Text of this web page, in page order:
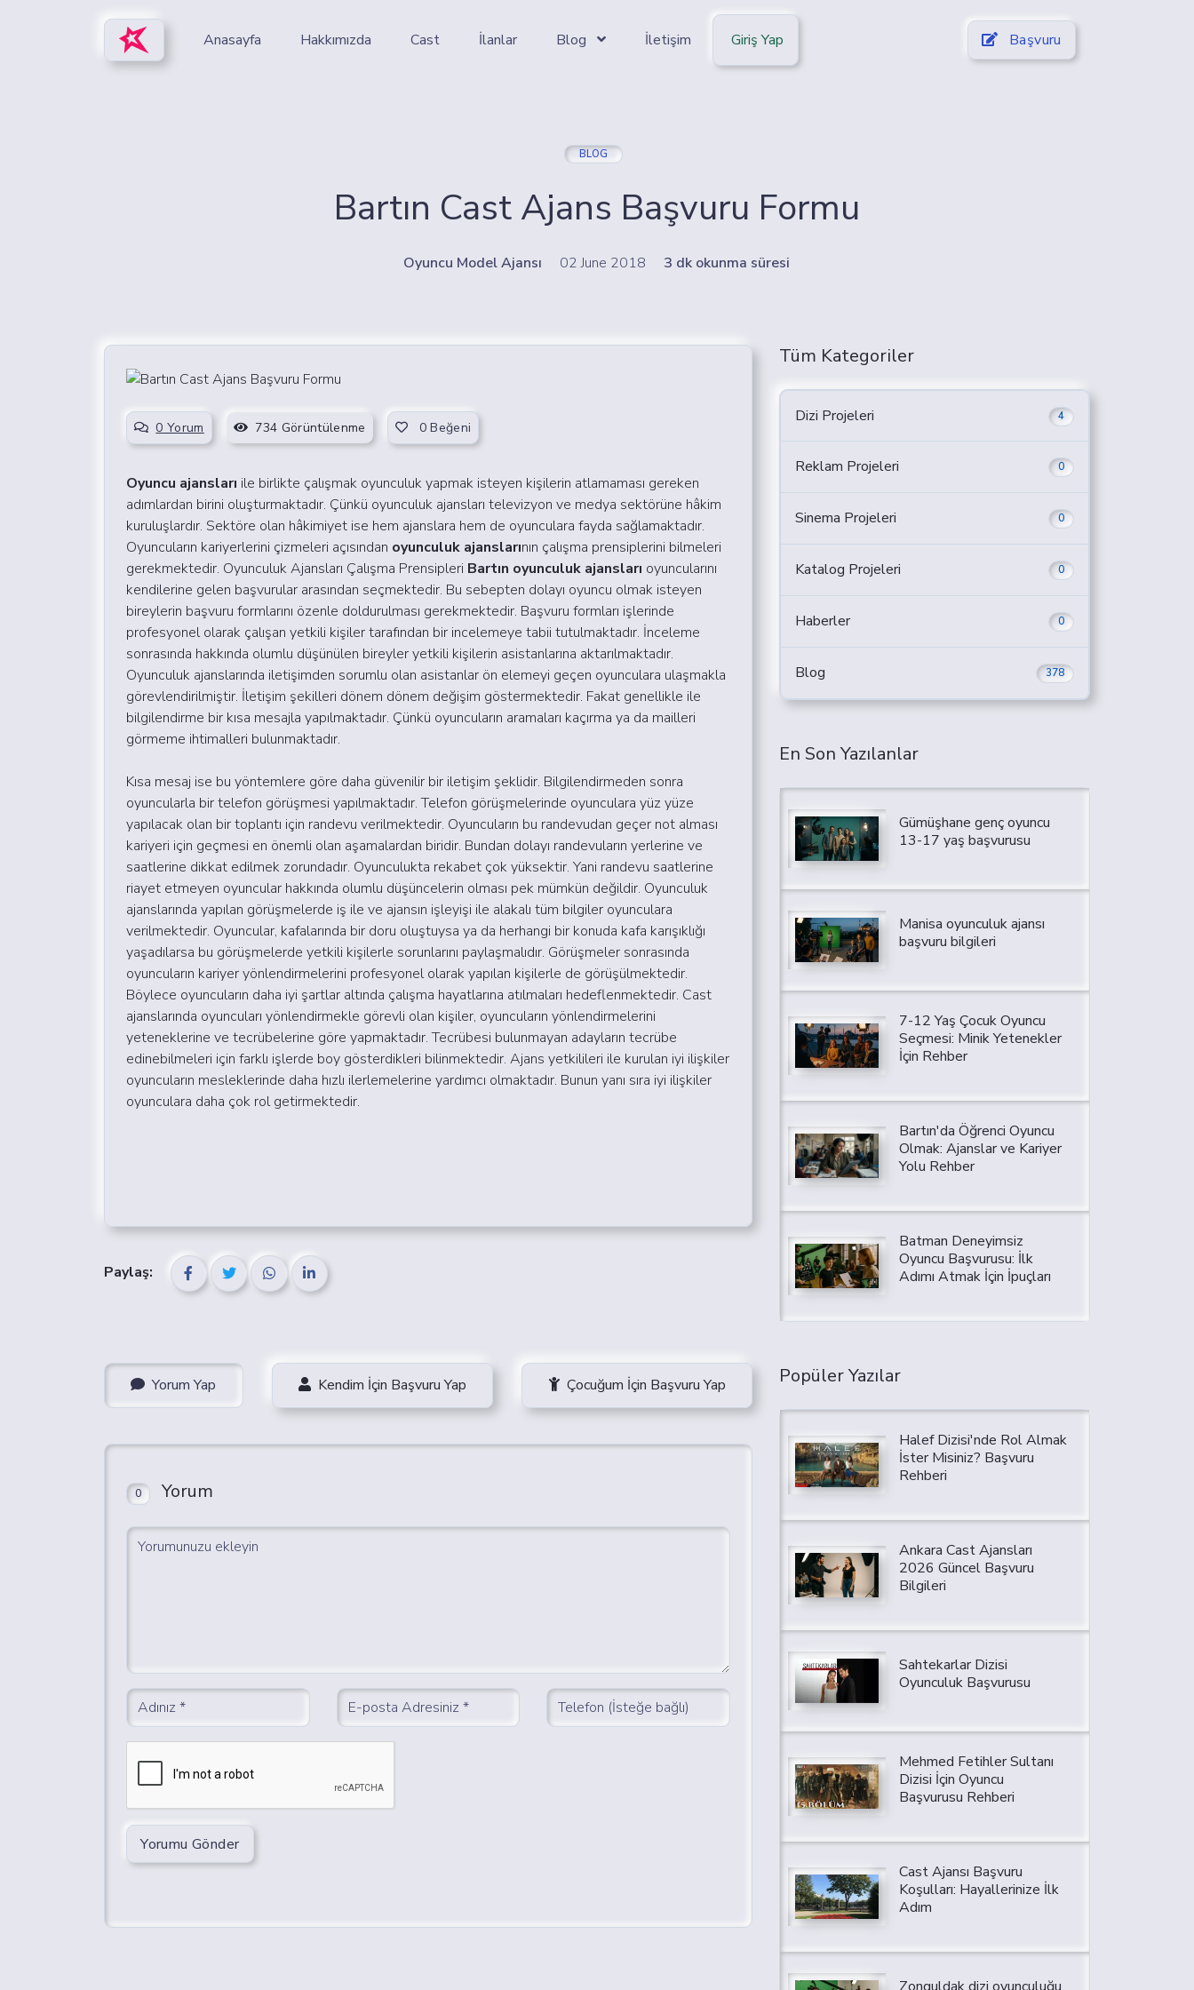
Anasayfa Hakkımızda Cast İlanlar Blog İletişim Giriş Yap Başvuru
BLOG
Bartın Cast Ajans Başvuru Formu
Oyuncu Model Ajansı 02 June 2018 3 dk okunma süresi
0 Yorum 734 Görüntülenme 0 Beğeni
Oyuncu ajansları ile birlikte çalışmak oyunculuk yapmak isteyen kişilerin atlamaması gereken
adımlardan birini oluşturmaktadır. Çünkü oyunculuk ajansları televizyon ve medya sektörüne hâkim
kuruluşlardır. Sektöre olan hâkimiyet ise hem ajanslara hem de oyunculara fayda sağlamaktadır.
Oyuncuların kariyerlerini çizmeleri açısından oyunculuk ajanslarının çalışma prensiplerini bilmeleri
gerekmektedir. Oyunculuk Ajansları Çalışma Prensipleri Bartın oyunculuk ajansları oyuncularını
kendilerine gelen başvurular arasından seçmektedir. Bu sebepten dolayı oyuncu olmak isteyen
bireylerin başvuru formlarını özenle doldurulması gerekmektedir. Başvuru formları işlerinde
profesyonel olarak çalışan yetkili kişiler tarafından bir incelemeye tabii tutulmaktadır. İnceleme
sonrasında hakkında olumlu düşünülen bireyler yetkili kişilerin asistanlarına aktarılmaktadır.
Oyunculuk ajanslarında iletişimden sorumlu olan asistanlar ön elemeyi geçen oyunculara ulaşmakla
görevlendirilmiştir. İletişim şekilleri dönem dönem değişim göstermektedir. Fakat genellikle ile
bilgilendirme bir kısa mesajla yapılmaktadır. Çünkü oyuncuların aramaları kaçırma ya da mailleri
görmeme ihtimalleri bulunmaktadır.
Kısa mesaj ise bu yöntemlere göre daha güvenilir bir iletişim şeklidir. Bilgilendirmeden sonra
oyuncularla bir telefon görüşmesi yapılmaktadır. Telefon görüşmelerinde oyunculara yüz yüze
yapılacak olan bir toplantı için randevu verilmektedir. Oyuncuların bu randevudan geçer not alması
kariyeri için geçmesi en önemli olan aşamalardan biridir. Bundan dolayı randevuların yerlerine ve
saatlerine dikkat edilmek zorundadır. Oyunculukta rekabet çok yüksektir. Yani randevu saatlerine
riayet etmeyen oyuncular hakkında olumlu düşüncelerin olması pek mümkün değildir. Oyunculuk
ajanslarında yapılan görüşmelerde iş ile ve ajansın işleyişi ile alakalı tüm bilgiler oyunculara
verilmektedir. Oyuncular, kafalarında bir doru oluştuysa ya da herhangi bir konuda kafa karışıklığı
yaşadılarsa bu görüşmelerde yetkili kişilerle sorunlarını paylaşmalıdır. Görüşmeler sonrasında
oyuncuların kariyer yönlendirmelerini profesyonel olarak yapılan kişilerle de görüşülmektedir.
Böylece oyuncuların daha iyi şartlar altında çalışma hayatlarına atılmaları hedeflenmektedir. Cast
ajanslarında oyuncuları yönlendirmekle görevli olan kişiler, oyuncuların yönlendirmelerini
yeteneklerine ve tecrübelerine göre yapmaktadır. Tecrübesi bulunmayan adayların tecrübe
edinebilmeleri için farklı işlerde boy gösterdikleri bilinmektedir. Ajans yetkilileri ile kurulan iyi ilişkiler
oyuncuların mesleklerinde daha hızlı ilerlemelerine yardımcı olmaktadır. Bunun yanı sıra iyi ilişkiler
oyunculara daha çok rol getirmektedir.
Paylaş:
Yorum Yap Kendim İçin Başvuru Yap Çocuğum İçin Başvuru Yap
0 Yorum
Yorumu Gönder
Tüm Kategoriler
Dizi Projeleri 4
Reklam Projeleri 0
Sinema Projeleri 0
Katalog Projeleri 0
Haberler 0
Blog 378
En Son Yazılanlar
Gümüşhane genç oyuncu
13-17 yaş başvurusu
Manisa oyunculuk ajansı
başvuru bilgileri
7-12 Yaş Çocuk Oyuncu
Seçmesi: Minik Yetenekler
İçin Rehber
Bartın'da Öğrenci Oyuncu
Olmak: Ajanslar ve Kariyer
Yolu Rehber
Batman Deneyimsiz
Oyuncu Başvurusu: İlk
Adımı Atmak İçin İpuçları
Popüler Yazılar
Halef Dizisi'nde Rol Almak
İster Misiniz? Başvuru
Rehberi
Ankara Cast Ajansları
2026 Güncel Başvuru
Bilgileri
Sahtekarlar Dizisi
Oyunculuk Başvurusu
Mehmed Fetihler Sultanı
Dizisi İçin Oyuncu
Başvurusu Rehberi
Cast Ajansı Başvuru
Koşulları: Hayallerinize İlk
Adım